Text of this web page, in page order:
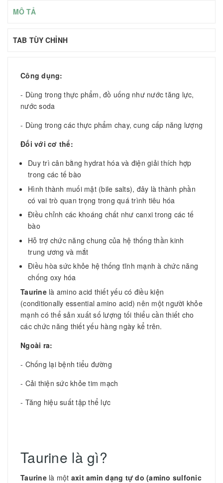
MÔ TẢ
TAB TÙY CHỈNH
Công dụng:
- Dùng trong thực phẩm, đồ uống như nước tăng lực,
nước soda
- Dùng trong các thực phẩm chay, cung cấp năng lượng
Đối với cơ thể:
Duy trì cân bằng hydrat hóa và điện giải thích hợp
trong các tế bào
Hình thành muối mật (bile salts), đây là thành phần
có vai trò quan trọng trong quá trình tiêu hóa
Điều chỉnh các khoáng chất như canxi trong các tế
bào
Hỗ trợ chức năng chung của hệ thống thần kinh
trung ương và mắt
Điều hòa sức khỏe hệ thống tĩnh mạnh à chức năng
chống oxy hóa
Taurinelà amino acid thiết yếu có điều kiện
(conditionally essential amino acid) nên một người khỏe
mạnh có thể sản xuất số lượng tối thiểu cần thiết cho
các chức năng thiết yếu hàng ngày kể trên.
Ngoài ra:
- Chống lại bệnh tiểu đường
- Cải thiện sức khỏe tim mạch
- Tăng hiệu suất tập thể lực
Taurine là gì?
Taurinelà một axit amin dạng tự do (amino sulfonic